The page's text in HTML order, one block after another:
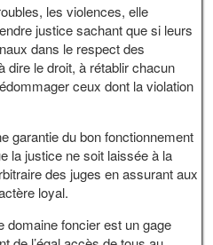
les violences, elle
justice sachant que si leurs
dans le respect des
dire le droit, à rétablir chacun
ceux dont la violation
garantie du bon fonctionnement
la justice ne soit laissée à la
des juges en assurant aux
loyal.
domaine foncier est un gage